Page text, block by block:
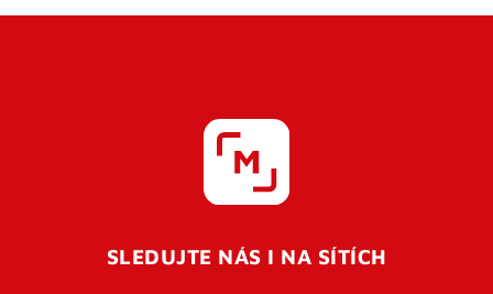
SLEDUJTE NÁS I NA SÍTÍCH